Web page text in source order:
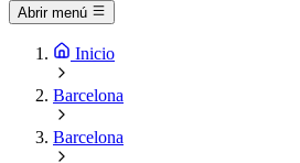
Abrir menú
Inicio
Barcelona
Barcelona